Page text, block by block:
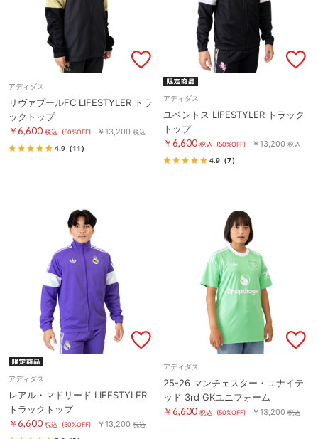
アディダス
リヴァプールFC LIFESTYLER トラ
ックトップ
￥6,600 税込 (50%OFF) ￥13,200 税込
4.9 （11）
アディダス
ユベントス LIFESTYLER トラック
トップ
￥6,600 税込 (50%OFF) ￥13,200 税込
4.9 （7）
アディダス
レアル・マドリード LIFESTYLER
トラックトップ
￥6,600 税込 (50%OFF) ￥13,200 税込
アディダス
25-26 マンチェスター・ユナイテ
ッド 3rd GKユニフォーム
￥6,600 税込 (50%OFF) ￥13,200 税込